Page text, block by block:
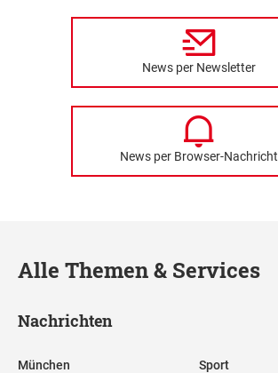
News per Newsletter
News per Browser-Nachricht
Alle Themen & Services
Nachrichten
München Sport